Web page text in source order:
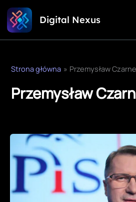
Przejdź
do
treści
Digital Nexus
Strona główna Przemysław
Przemysław